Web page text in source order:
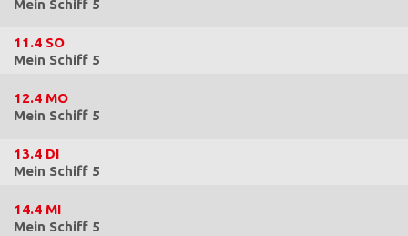
Mein Schiff 5
11.4 SO
Mein Schiff 5
12.4 MO
Mein Schiff 5
13.4 DI
Mein Schiff 5
14.4 MI
Mein Schiff 5